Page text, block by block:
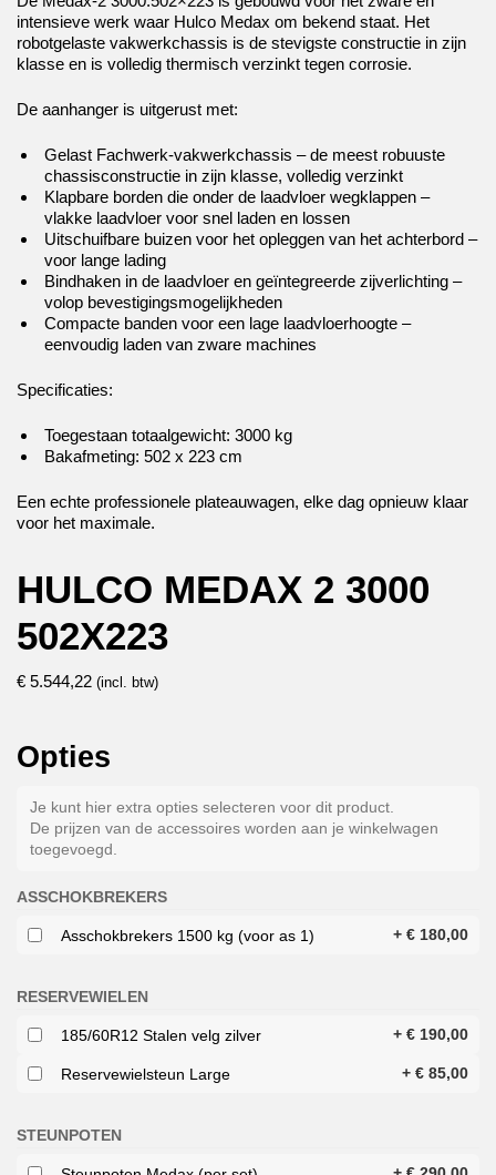
intensieve werk waar Hulco Medax om bekend staat. Het
robotgelaste vakwerkchassis is de stevigste constructie in zijn
klasse en is volledig thermisch verzinkt tegen corrosie.
De aanhanger is uitgerust met:
Gelast Fachwerk-vakwerkchassis – de meest robuuste
chassisconstructie in zijn klasse, volledig verzinkt
Klapbare borden die onder de laadvloer wegklappen –
vlakke laadvloer voor snel laden en lossen
Uitschuifbare buizen voor het opleggen van het achterbord –
voor lange lading
Bindhaken in de laadvloer en geïntegreerde zijverlichting –
volop bevestigingsmogelijkheden
Compacte banden voor een lage laadvloerhoogte –
eenvoudig laden van zware machines
Specificaties:
Toegestaan totaalgewicht: 3000 kg
Bakafmeting: 502 x 223 cm
Een echte professionele plateauwagen, elke dag opnieuw klaar
voor het maximale.
HULCO MEDAX 2 3000
502X223
€ 5.544,22 (incl. btw)
Opties
Je kunt hier extra opties selecteren voor dit product.
De prijzen van de accessoires worden aan je winkelwagen
toegevoegd.
ASSCHOKBREKERS
Asschokbrekers 1500 kg (voor as 1) + € 180,00
RESERVEWIELEN
185/60R12 Stalen velg zilver + € 190,00
Reservewielsteun Large + € 85,00
STEUNPOTEN